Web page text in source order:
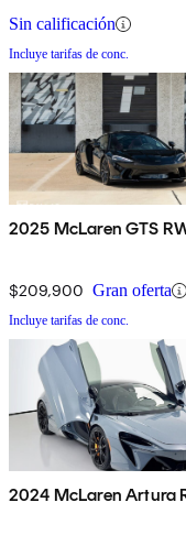
Sin calificación
Incluye tarifas de conc.
2025 McLaren GTS
$209,900 Gran oferta
Incluye tarifas de conc.
2024 McLaren Artura